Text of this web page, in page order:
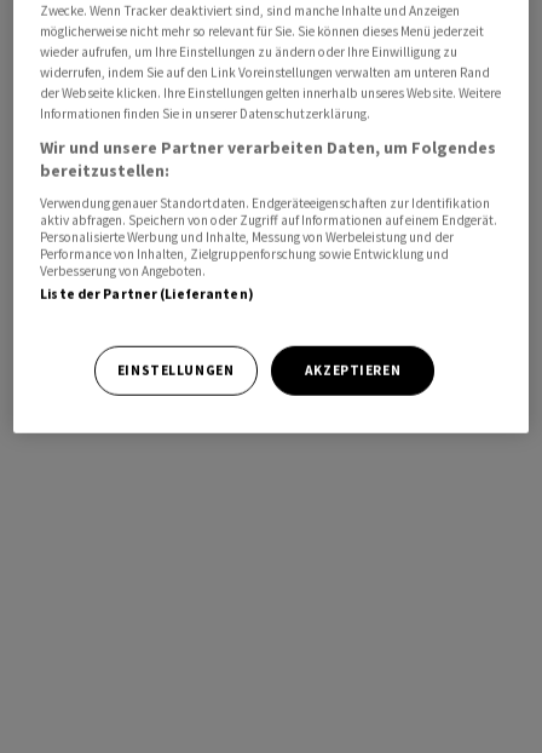
Zwecke. Wenn Tracker deaktiviert sind, sind manche Inhalte und Anzeigen
möglicherweise nicht mehr so relevant für Sie. Sie können dieses Menü jederzeit
wieder aufrufen, um Ihre Einstellungen zu ändern oder Ihre Einwilligung zu
widerrufen, indem Sie auf den Link Voreinstellungen verwalten am unteren Rand
der Webseite klicken. Ihre Einstellungen gelten innerhalb unseres Website. Weitere
Informationen finden Sie in unserer Datenschutzerklärung.
Wir und unsere Partner verarbeiten Daten, um Folgendes
bereitzustellen:
Verwendung genauer Standortdaten. Endgeräteeigenschaften zur Identifikation
aktiv abfragen. Speichern von oder Zugriff auf Informationen auf einem Endgerät.
Personalisierte Werbung und Inhalte, Messung von Werbeleistung und der
Performance von Inhalten, Zielgruppenforschung sowie Entwicklung und
Verbesserung von Angeboten.
Liste der Partner (Lieferanten)
EINSTELLUNGEN AKZEPTIEREN